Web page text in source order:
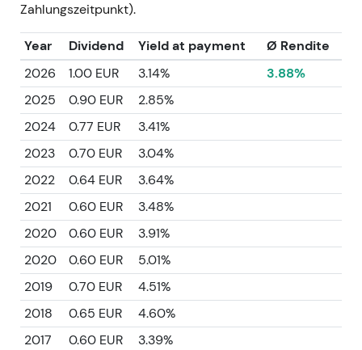
Zahlungszeitpunkt).
Year Dividend Yield at payment
Ø Rendite
2026
1.00 EUR 3.14%
3.88%
2025
0.90 EUR
2.85%
2024
0.77 EUR
3.41%
2023
0.70 EUR
3.04%
2022
0.64 EUR
3.64%
2021
0.60 EUR
3.48%
2020
0.60 EUR
3.91%
2020
0.60 EUR
5.01%
2019
0.70 EUR
4.51%
2018
0.65 EUR
4.60%
2017
0.60 EUR
3.39%